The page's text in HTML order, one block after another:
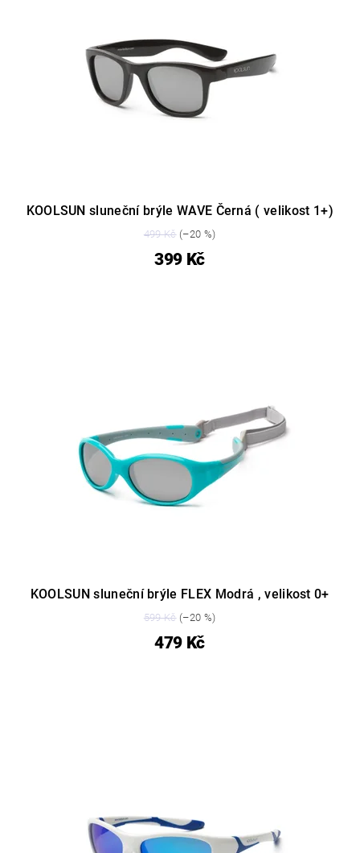
KOOLSUN sluneční brýle WAVE Černá ( velikost 1+)
499 Kč(–20 %)
399 Kč
KOOLSUN sluneční brýle FLEX Modrá , velikost 0+
599 Kč(–20 %)
479 Kč